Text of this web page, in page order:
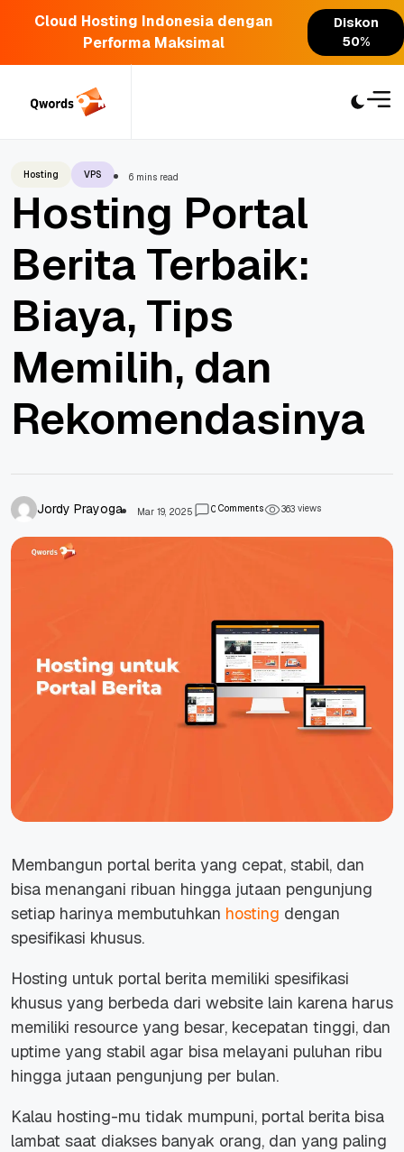
Cloud Hosting Indonesia dengan
Performa Maksimal
Diskon
50%
Hosting VPS 6 mins read
Hosting Portal
Berita Terbaik:
Biaya, Tips
Memilih, dan
Rekomendasinya
Jordy Prayoga Mar 19, 2025 0Comments 363views
Membangun portal berita yang cepat, stabil, dan
bisa menangani ribuan hingga jutaan pengunjung
setiap harinya membutuhkan hosting dengan
spesifikasi khusus.
Hosting untuk portal berita memiliki spesifikasi
khusus yang berbeda dari website lain karena harus
memiliki resource yang besar, kecepatan tinggi, dan
uptime yang stabil agar bisa melayani puluhan ribu
hingga jutaan pengunjung per bulan.
Kalau hosting-mu tidak mumpuni, portal berita bisa
lambat saat diakses banyak orang, dan yang paling